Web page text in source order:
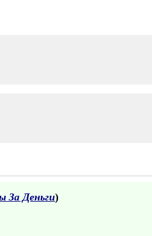
За Деньги)